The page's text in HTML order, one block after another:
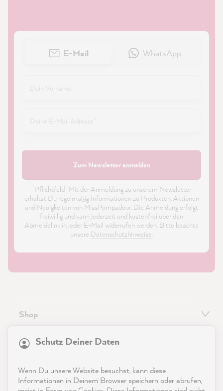
E-Mail WhatsApp
Zum Newsletter anmelden
Pflichtfeld · Mit der Anmeldung zu unserem Newsletter
erhältst Du regelmäßig Informationen zu Produkten, Aktionen
und Neuigkeiten von MissPompadour. Die Anmeldung erfolgt
freiwillig und kann jederzeit und kostenfrei über den
Abmeldelink in jeder E-Mail widerrufen werden. Bitte beachte
unsere Datenschutzhinweise.
Shop
Service
Kontakt
Schutz Deiner Daten
Wenn Du unsere Website besuchst, kann diese
Informationen in Deinem Browser speichern oder abrufen,
reviews-io